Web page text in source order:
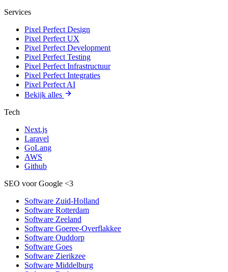
Services
Pixel Perfect Design
Pixel Perfect UX
Pixel Perfect Development
Pixel Perfect Testing
Pixel Perfect Infrastructuur
Pixel Perfect Integraties
Pixel Perfect AI
Bekijk alles
Tech
Next.js
Laravel
GoLang
AWS
Github
SEO voor Google <3
Software Zuid-Holland
Software Rotterdam
Software Zeeland
Software Goeree-Overflakkee
Software Ouddorp
Software Goes
Software Zierikzee
Software Middelburg